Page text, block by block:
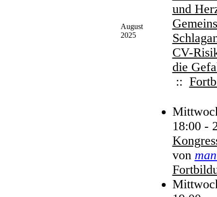
August
2025
und
CV-
die
::
18:00 -
von